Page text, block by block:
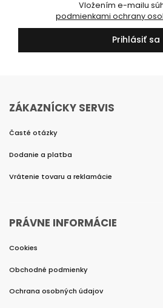
podmienkami ochrany
Prihlásiť sa
ZÁKAZNÍCKY SERVIS
Časté otázky
Dodanie a platba
Vrátenie tovaru a reklamácie
PRÁVNE INFORMÁCIE
Cookies
Obchodné podmienky
Ochrana osobných údajov